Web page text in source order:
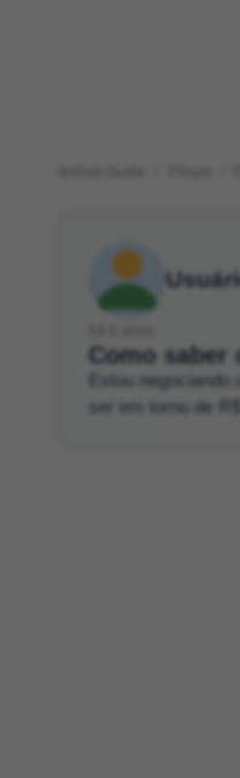
Como saber
Estou
ser em torno de